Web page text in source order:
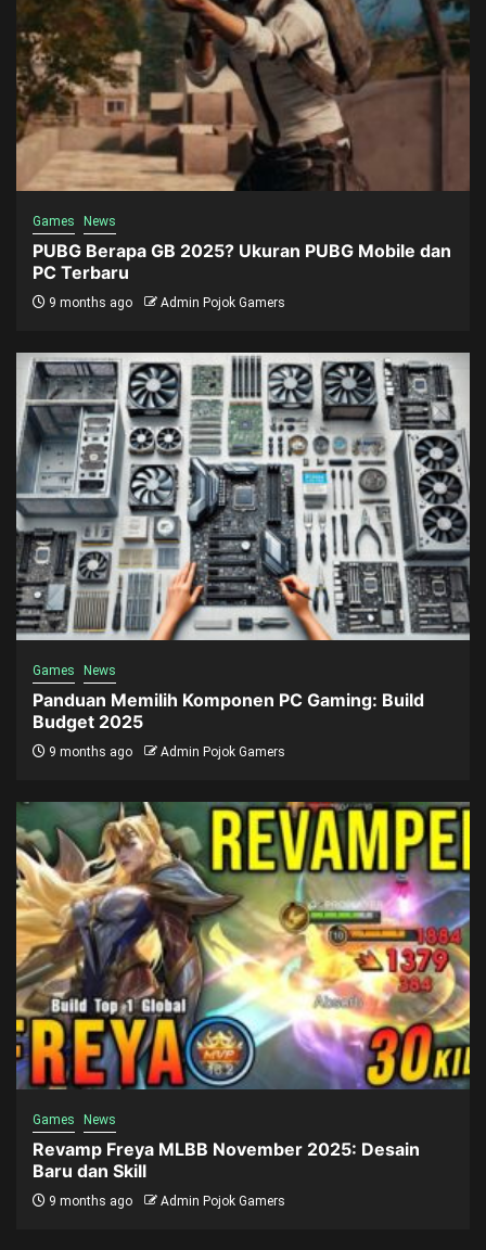
Games News
PUBG Berapa GB 2025? Ukuran PUBG Mobile dan
PC Terbaru
9 months ago Admin Pojok Gamers
Games News
Panduan Memilih Komponen PC Gaming: Build
Budget 2025
9 months ago Admin Pojok Gamers
Games News
Revamp Freya MLBB November 2025: Desain
Baru dan Skill
9 months ago Admin Pojok Gamers